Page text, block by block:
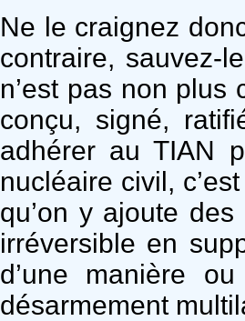
Ne le craignez
contraire, sauvez-
n’est pas non plus
conçu, signé,
adhérer au TIAN
nucléaire civil,
qu’on y ajoute
irréversible en
d’une manière
désarmement